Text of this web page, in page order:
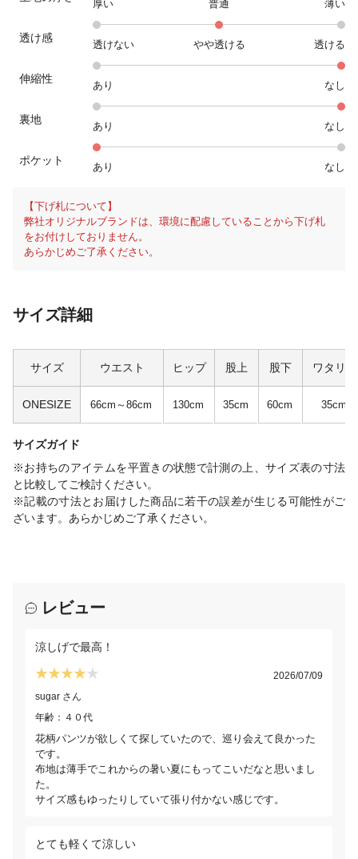
厚い 普通 薄い
透け感
透けない やや透ける 透ける
伸縮性
あり なし
裏地
あり なし
ポケット
あり なし
【下げ札について】
弊社オリジナルブランドは、環境に配慮していることから下げ札
をお付けしておりません。
あらかじめご了承ください。
サイズ詳細
サイズ ウエスト ヒップ 股上 股下 ワタリ幅
ONESIZE 66cm～86cm 130cm 35cm 60cm 35cm
サイズガイド
※お持ちのアイテムを平置きの状態で計測の上、サイズ表の寸法
と比較してご検討ください。
※記載の寸法とお届けした商品に若干の誤差が生じる可能性がご
ざいます。あらかじめご了承ください。
レビュー
涼しげで最高！
2026/07/09
sugar さん
年齢：４０代
花柄パンツが欲しくて探していたので、巡り会えて良かった
です。
布地は薄手でこれからの暑い夏にもってこいだなと思いまし
た。
サイズ感もゆったりしていて張り付かない感じです。
とても軽くて涼しい